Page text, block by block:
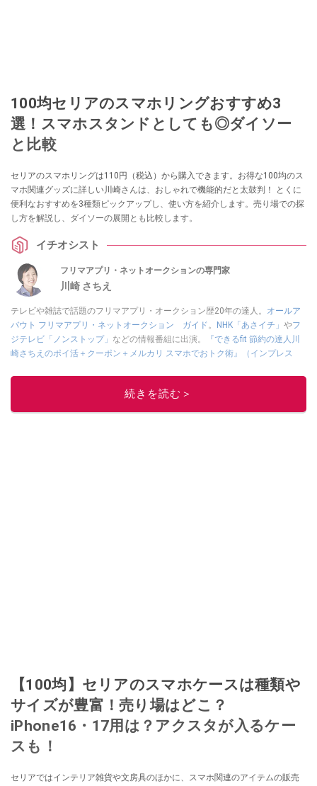
100均セリアのスマホリングおすすめ3
選！スマホスタンドとしても◎ダイソー
と比較
セリアのスマホリングは110円（税込）から購入できます。お得な100均のス
マホ関連グッズに詳しい川崎さんは、おしゃれで機能的だと太鼓判！ とくに
便利なおすすめを3種類ピックアップし、使い方を紹介します。売り場での探
し方を解説し、ダイソーの展開とも比較します。
イチオシスト
フリマアプリ・ネットオークションの専門家
川崎 さちえ
テレビや雑誌で話題のフリマアプリ・オークション歴20年の達人。 オールア
バウト フリマアプリ・ネットオークション ガイド。 NHK「あさイチ」 やフ
ジテレビ「ノンストップ」 などの情報番組に出演。
『できるfit 節約の達人川
崎さちえのポイ活＋クーポン＋メルカリ スマホでおトク術』（インプレス
的に稼ぐ！』（翔泳社刊）
■経歴：2003年、夫が子育てをするために、突然会社を辞める。翌月からの
続きを読む＞
【100均】セリアのスマホケースは種類や
サイズが豊富！売り場はどこ？
iPhone16・17用は？アクスタが入るケー
スも！
セリアではインテリア雑貨や文房具のほかに、スマホ関連のアイテムの販売